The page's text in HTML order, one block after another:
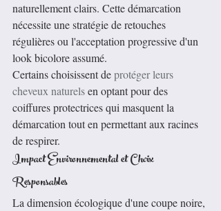
naturellement clairs. Cette démarcation
nécessite une stratégie de retouches
régulières ou l'acceptation progressive d'un
look bicolore assumé.
Certains choisissent de protéger leurs
cheveux naturels en optant pour des
coiffures protectrices qui masquent la
démarcation tout en permettant aux racines
de respirer.
Impact Environnemental et Choix
Responsables
La dimension écologique d'une coupe noire,